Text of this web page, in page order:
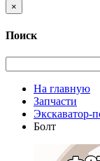
×
Поиск
На главную
Запчасти
Экскаватор-
Болт